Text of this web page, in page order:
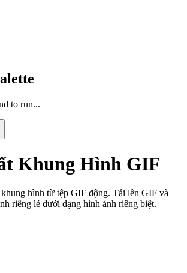
to run...
Khung Hình GIF
hình từ tệp GIF động. Tải lên GIF và
riêng lẻ dưới dạng hình ảnh riêng biệt.